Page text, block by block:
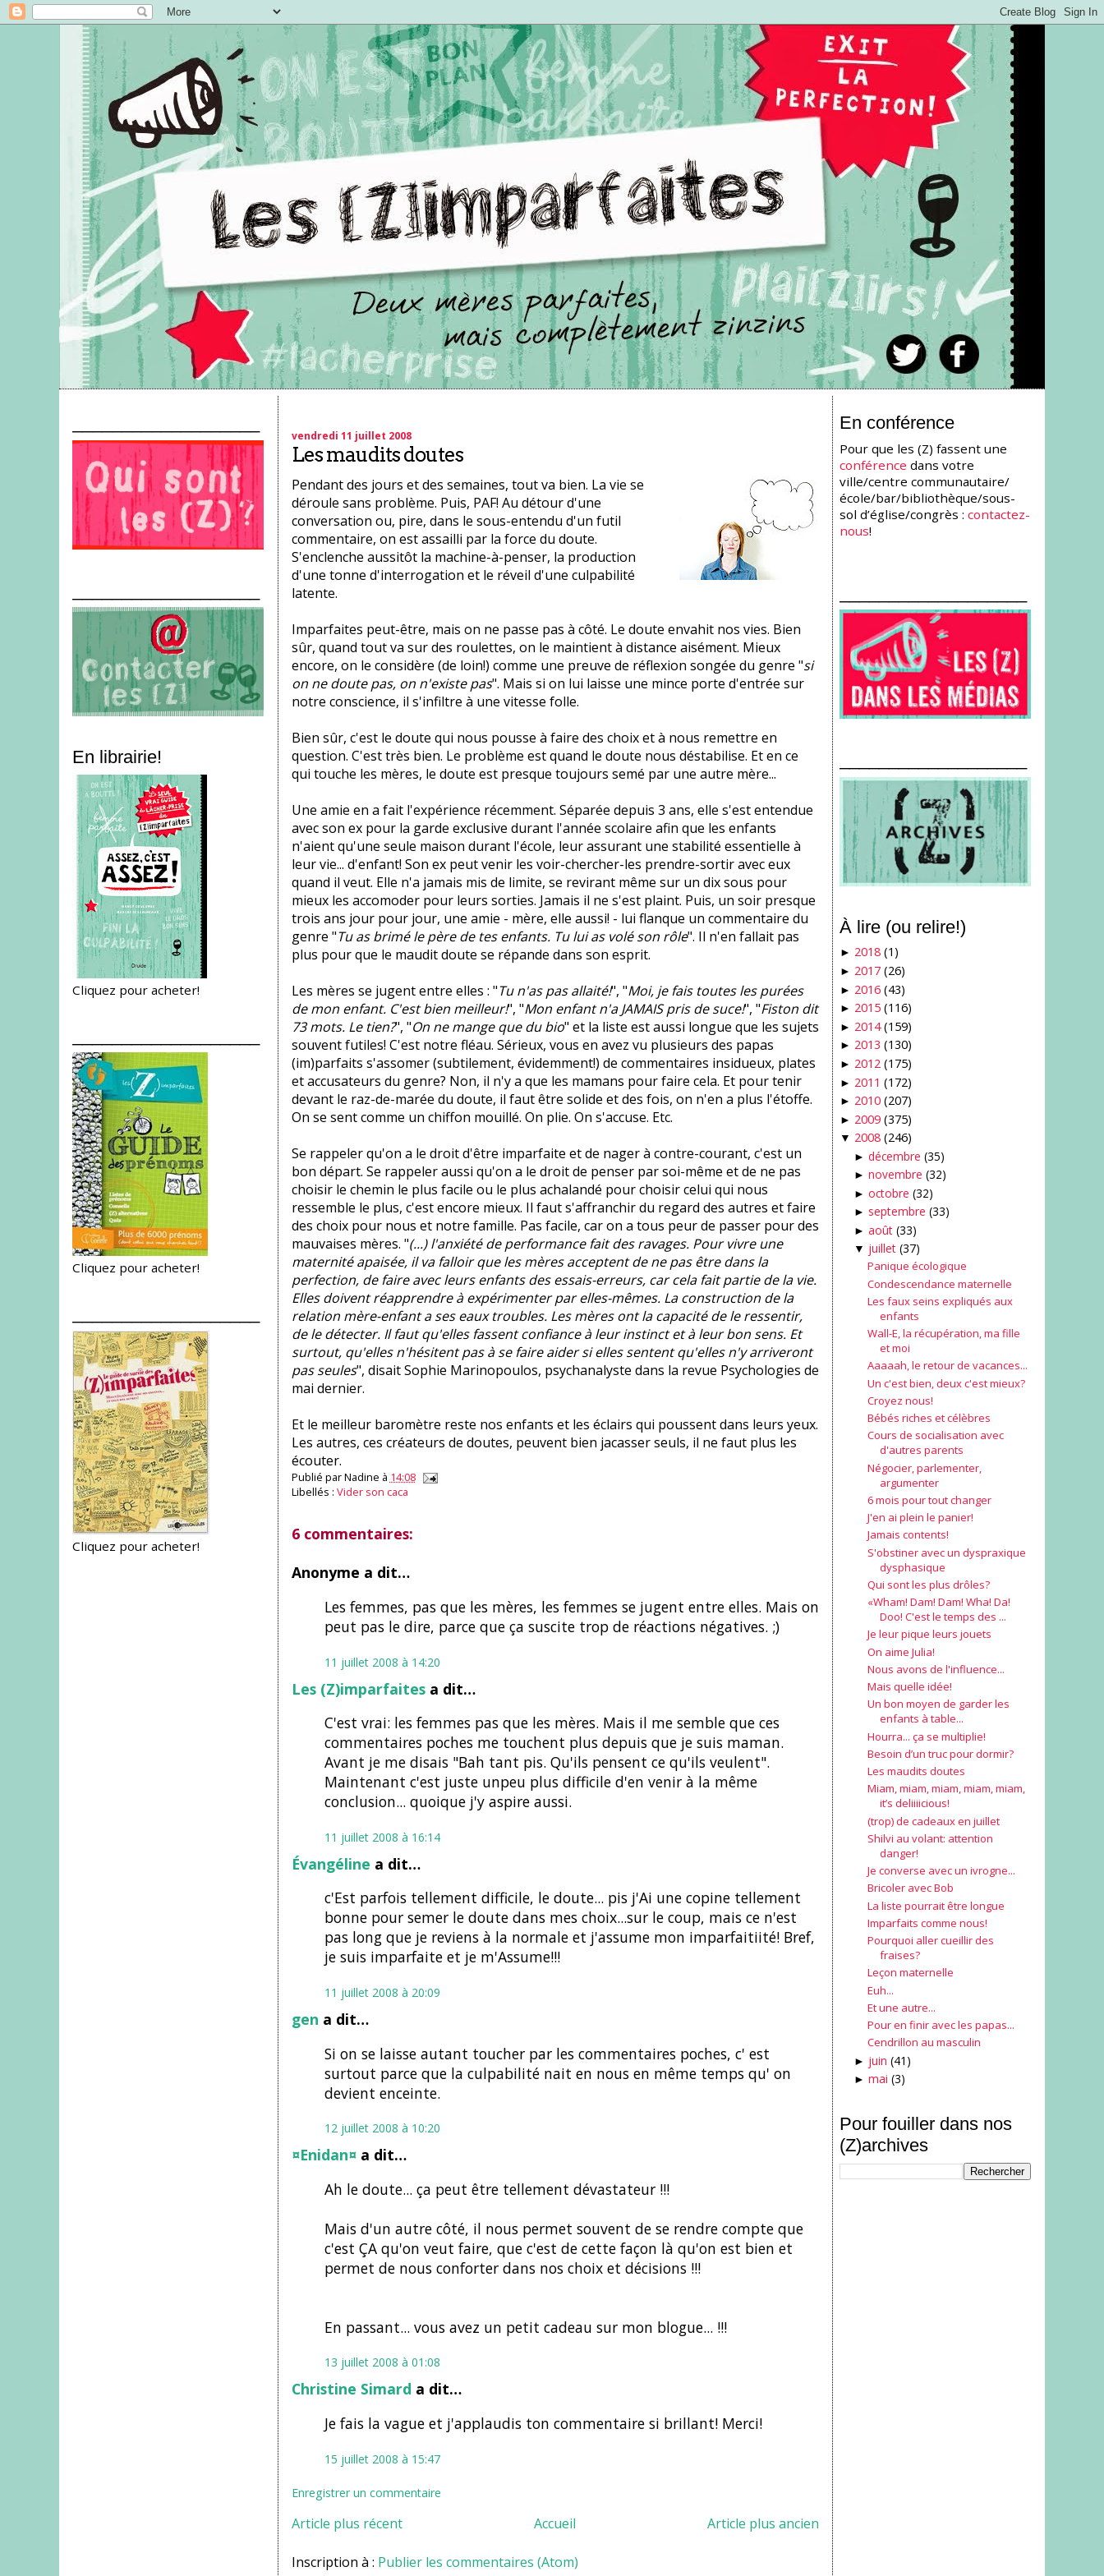
En librairie!
Cliquez pour acheter!
Cliquez pour acheter!
Cliquez pour acheter!
vendredi 11 juillet 2008
Les maudits doutes
Pendant des jours et des semaines, tout va bien. La vie se
déroule sans problème. Puis, PAF! Au détour d'une
conversation ou, pire, dans le sous-entendu d'un futil
commentaire, on est assailli par la force du doute.
S'enclenche aussitôt la machine-à-penser, la production
d'une tonne d'interrogation et le réveil d'une culpabilité
latente.
Imparfaites peut-être, mais on ne passe pas à côté. Le doute envahit nos vies. Bien
sûr, quand tout va sur des roulettes, on le maintient à distance aisément. Mieux
encore, on le considère (de loin!) comme une preuve de réflexion songée du genre "si
on ne doute pas, on n'existe pas". Mais si on lui laisse une mince porte d'entrée sur
notre conscience, il s'infiltre à une vitesse folle.
Bien sûr, c'est le doute qui nous pousse à faire des choix et à nous remettre en
question. C'est très bien. Le problème est quand le doute nous déstabilise. Et en ce
qui touche les mères, le doute est presque toujours semé par une autre mère...
Une amie en a fait l'expérience récemment. Séparée depuis 3 ans, elle s'est entendue
avec son ex pour la garde exclusive durant l'année scolaire afin que les enfants
n'aient qu'une seule maison durant l'école, leur assurant une stabilité essentielle à
leur vie... d'enfant! Son ex peut venir les voir-chercher-les prendre-sortir avec eux
quand il veut. Elle n'a jamais mis de limite, se revirant même sur un dix sous pour
mieux les accomoder pour leurs sorties. Jamais il ne s'est plaint. Puis, un soir presque
trois ans jour pour jour, une amie - mère, elle aussi! - lui flanque un commentaire du
genre "Tu as brimé le père de tes enfants. Tu lui as volé son rôle". Il n'en fallait pas
plus pour que le maudit doute se répande dans son esprit.
Les mères se jugent entre elles : "Tu n'as pas allaité!", "Moi, je fais toutes les purées
de mon enfant. C'est bien meilleur!", "Mon enfant n'a JAMAIS pris de suce!", "Fiston dit
73 mots. Le tien?", "On ne mange que du bio" et la liste est aussi longue que les sujets
souvent futiles! C'est notre fléau. Sérieux, vous en avez vu plusieurs des papas
(im)parfaits s'assomer (subtilement, évidemment!) de commentaires insidueux, plates
et accusateurs du genre? Non, il n'y a que les mamans pour faire cela. Et pour tenir
devant le raz-de-marée du doute, il faut être solide et des fois, on n'en a plus l'étoffe.
On se sent comme un chiffon mouillé. On plie. On s'accuse. Etc.
Se rappeler qu'on a le droit d'être imparfaite et de nager à contre-courant, c'est un
bon départ. Se rappeler aussi qu'on a le droit de penser par soi-même et de ne pas
choisir le chemin le plus facile ou le plus achalandé pour choisir celui qui nous
ressemble le plus, c'est encore mieux. Il faut s'affranchir du regard des autres et faire
des choix pour nous et notre famille. Pas facile, car on a tous peur de passer pour des
mauvaises mères. "(...) l'anxiété de performance fait des ravages. Pour vivre une
maternité apaisée, il va falloir que les mères acceptent de ne pas être dans la
perfection, de faire avec leurs enfants des essais-erreurs, car cela fait partie de la vie.
Elles doivent réapprendre à expérimenter par elles-mêmes. La construction de la
relation mère-enfant a ses eaux troubles. Les mères ont la capacité de le ressentir,
de le détecter. Il faut qu'elles fassent confiance à leur instinct et à leur bon sens. Et
surtout, qu'elles n'hésitent pas à se faire aider si elles sentent qu'elles n'y arriveront
pas seules", disait Sophie Marinopoulos, psychanalyste dans la revue Psychologies de
mai dernier.
Et le meilleur baromètre reste nos enfants et les éclairs qui poussent dans leurs yeux.
Les autres, ces créateurs de doutes, peuvent bien jacasser seuls, il ne faut plus les
écouter.
Publié parNadine à 14:08
Libellés : Vider son caca
6 commentaires:
Anonyme a dit…
Les femmes, pas que les mères, les femmes se jugent entre elles. Mais on
peut pas le dire, parce que ça suscite trop de réactions négatives. ;)
11 juillet 2008 à 14:20
Les (Z)imparfaitesa dit…
C'est vrai: les femmes pas que les mères. Mais il me semble que ces
commentaires poches me touchent plus depuis que je suis maman.
Avant je me disais "Bah tant pis. Qu'ils pensent ce qu'ils veulent".
Maintenant c'est juste unpeu plus difficile d'en venir à la même
conclusion... quoique j'y aspire aussi.
11 juillet 2008 à 16:14
Évangéline a dit…
c'Est parfois tellement difficile, le doute... pis j'Ai une copine tellement
bonne pour semer le doute dans mes choix...sur le coup, mais ce n'est
pas long que je reviens à la normale et j'assume mon imparfaitiité! Bref,
je suis imparfaite et je m'Assume!!!
11 juillet 2008 à 20:09
gen a dit…
Si on se laisse autant toucher par les commentaires poches, c' est
surtout parce que la culpabilité nait en nous en même temps qu' on
devient enceinte.
12 juillet 2008 à 10:20
¤Enidan¤a dit…
Ah le doute... ça peut être tellement dévastateur !!!
Mais d'un autre côté, il nous permet souvent de se rendre compte que
c'est ÇA qu'on veut faire, que c'est de cette façon là qu'on est bien et
permet de nous conforter dans nos choix et décisions !!!
En passant... vous avez un petit cadeau sur mon blogue... !!!
13 juillet 2008 à 01:08
Christine Simard a dit…
Je fais la vague et j'applaudis ton commentaire si brillant! Merci!
15 juillet 2008 à 15:47
Enregistrer un commentaire
Article plus récent Article plus ancien
Accueil
Inscription à : Publier les commentaires (Atom)
En conférence
Pour que les (Z) fassent une
conférence dans votre
ville/centre communautaire/
école/bar/bibliothèque/sous-
sol d’église/congrès :contactez-
nous!
À lire (ou relire!)
► 2018 (1)
► 2017 (26)
► 2016 (43)
► 2015 (116)
► 2014 (159)
► 2013 (130)
► 2012 (175)
► 2011 (172)
► 2010 (207)
► 2009 (375)
▼ 2008 (246)
► décembre (35)
► novembre (32)
► octobre (32)
► septembre (33)
► août (33)
▼ juillet (37)
Panique écologique
Condescendance maternelle
Les faux seins expliqués aux
enfants
Wall-E, la récupération, ma fille
et moi
Aaaaah, le retour de vacances...
Un c'est bien, deux c'est mieux?
Croyez nous!
Bébés riches et célèbres
Cours de socialisation avec
d'autres parents
Négocier, parlementer,
argumenter
6 mois pour tout changer
J'en ai plein le panier!
Jamais contents!
S'obstiner avec un dyspraxique
dysphasique
Qui sont les plus drôles?
«Wham! Dam! Dam! Wha! Da!
Doo! C'est le temps des ...
Je leur pique leurs jouets
On aime Julia!
Nous avons de l'influence...
Mais quelle idée!
Un bon moyen de garder les
enfants à table...
Hourra... ça se multiplie!
Besoin d’un truc pour dormir?
Les maudits doutes
Miam, miam, miam, miam, miam,
it’s deliiiicious!
(trop) de cadeaux en juillet
Shilvi au volant: attention
danger!
Je converse avec un ivrogne...
Bricoler avec Bob
La liste pourrait être longue
Imparfaits comme nous!
Pourquoi aller cueillir des
fraises?
Leçon maternelle
Euh...
Et une autre...
Pour en finir avec les papas...
Cendrillon au masculin
► juin (41)
► mai (3)
Pour fouiller dans nos
(Z)archives